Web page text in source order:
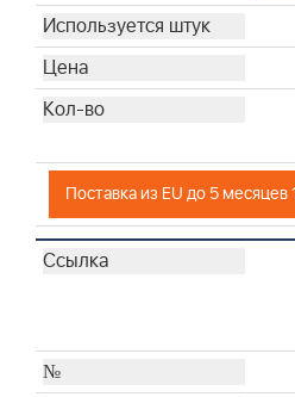
Поставка из EU до 5 месяцев